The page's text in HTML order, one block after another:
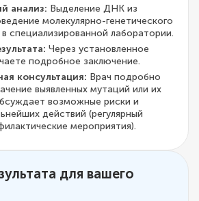
анализ: Выделение ДНК из
молекулярно-генетического
специализированной лаборатории.
Через установленное
подробное заключение.
консультация: Врач подробно
выявленных мутаций или их
возможные риски и
действий (регулярный
мероприятия).
для вашего